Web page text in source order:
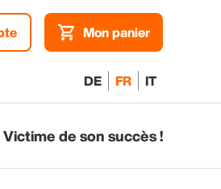
Mon panier
DE FR IT
Victime de son succès !